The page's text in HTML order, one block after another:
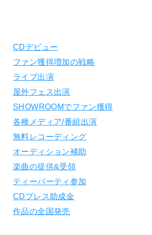
CDデビュー
ファン獲得増加の戦略
ライブ出演
屋外フェス出演
SHOWROOMでファン獲得
各種メディア/番組出演
無料レコーディング
オーディション補助
楽曲の提供&受領
ティーパーティ参加
CDプレス助成金
作品の全国発売